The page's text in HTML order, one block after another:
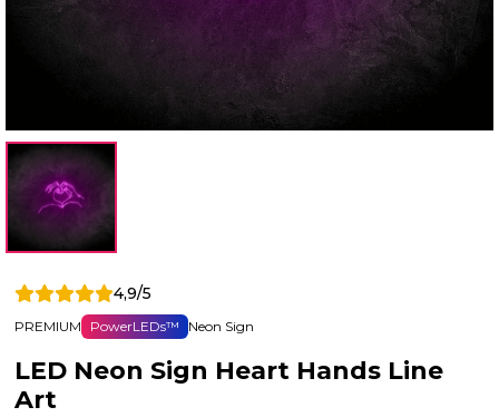
4,9/5
PREMIUM PowerLEDs™ Neon Sign
LED Neon Sign Heart Hands Line
Art